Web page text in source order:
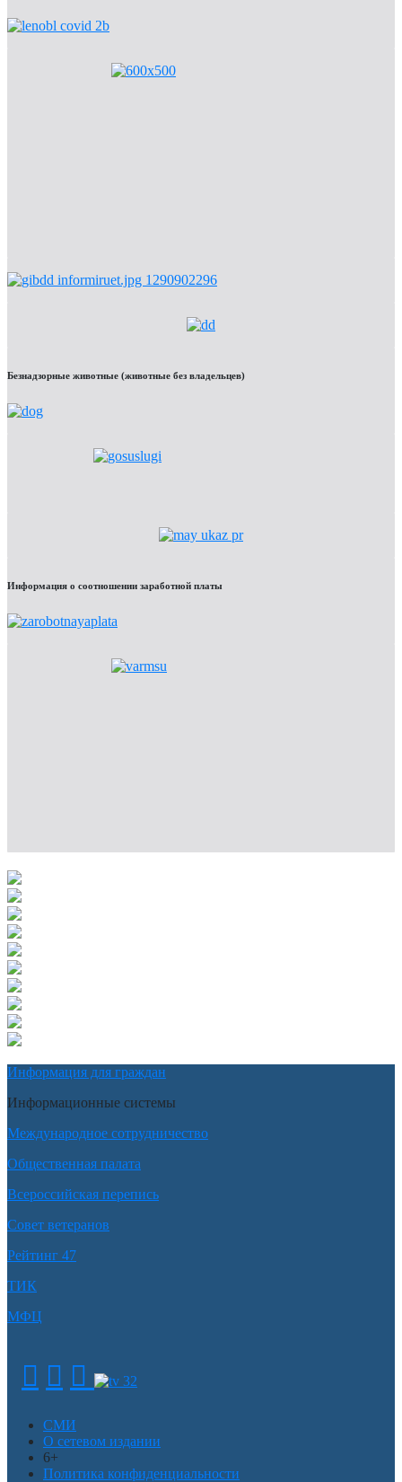
Безнадзорные животные (животные без владельцев)
Информация о соотношении заработной платы
Информация для граждан
Информационные системы
Международное сотрудничество
Общественная палата
Всероссийская перепись
Совет ветеранов
Рейтинг 47
ТИК
МФЦ
СМИ
О сетевом издании
6+
Политика конфиденциальности